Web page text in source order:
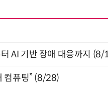
AI 기반 장애 대응까지
컴퓨팅” (8/28)